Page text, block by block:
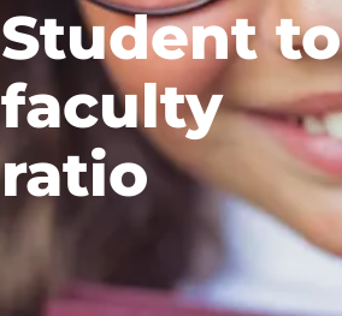
Student to
faculty
ratio